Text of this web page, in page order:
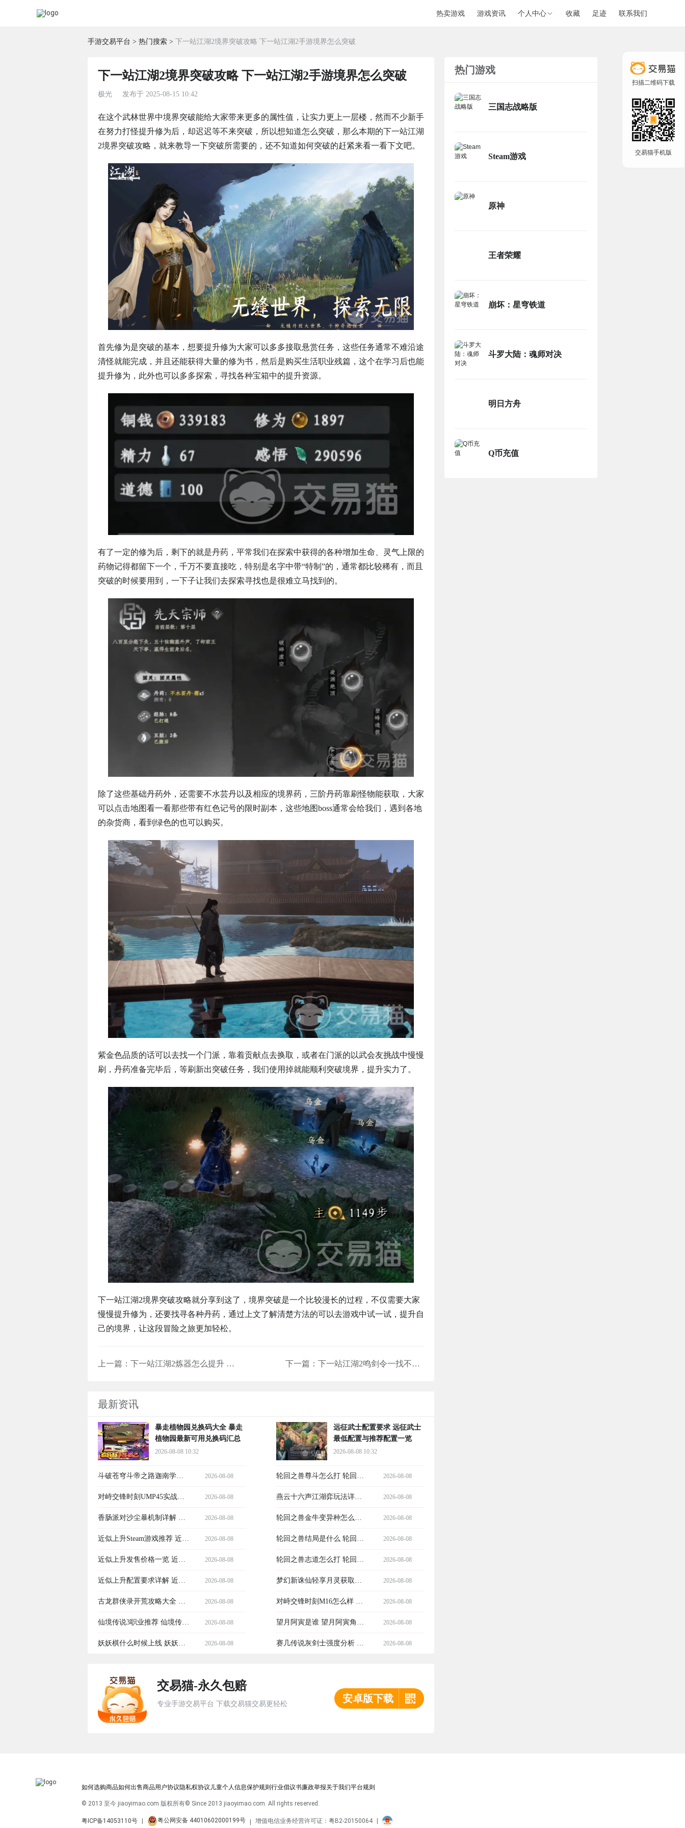
热卖游戏 游戏资讯 个人中心 收藏 足迹 联系我们
手游交易平台 热门搜索 下一站江湖2境界突破攻略 下一站江湖2手游境界怎么突破
下一站江湖2境界突破攻略 下一站江湖2手游境界怎么突破
极光 发布于 2025-08-15 10:42
在这个武林世界中境界突破能给大家带来更多的属性值，让实力更上一层楼，然而不少新手
在努力打怪提升修为后，却迟迟等不来突破，所以想知道怎么突破，那么本期的下一站江湖
2境界突破攻略，就来教导一下突破所需要的，还不知道如何突破的赶紧来看一看下文吧。
首先修为是突破的基本，想要提升修为大家可以多多接取悬赏任务，这些任务通常不难沿途
清怪就能完成，并且还能获得大量的修为书，然后是购买生活职业残篇，这个在学习后也能
提升修为，此外也可以多多探索，寻找各种宝箱中的提升资源。
有了一定的修为后，剩下的就是丹药，平常我们在探索中获得的各种增加生命、灵气上限的
药物记得都留下一个，千万不要直接吃，特别是名字中带“特制”的，通常都比较稀有，而且
突破的时候要用到，一下子让我们去探索寻找也是很难立马找到的。
除了这些基础丹药外，还需要不水芸丹以及相应的境界药，三阶丹药靠刷怪物能获取，大家
可以点击地图看一看那些带有红色记号的限时副本，这些地图boss通常会给我们，遇到各地
的杂货商，看到绿色的也可以购买。
紫金色品质的话可以去找一个门派，靠着贡献点去换取，或者在门派的以武会友挑战中慢慢
刷，丹药准备完毕后，等刷新出突破任务，我们使用掉就能顺利突破境界，提升实力了。
下一站江湖2境界突破攻略就分享到这了，境界突破是一个比较漫长的过程，不仅需要大家
慢慢提升修为，还要找寻各种丹药，通过上文了解清楚方法的可以去游戏中试一试，提升自
己的境界，让这段冒险之旅更加轻松。
上一篇： 下一站江湖2炼器怎么提升 下一站江湖2手游炼器攻略 下一篇： 下一站江湖2鸣剑令一找不到怎么办 下一站江湖2手游鸣剑令一位置一览
最新资讯
暴走植物园兑换码大全 暴走
植物园最新可用兑换码汇总
2026-08-08 10:32
斗破苍穹斗帝之路迦南学院
详解 斗破苍穹斗帝之路迦南
学院玩法、角色与任务全指
南
2026-08-08
对峙交锋时刻UMP45实战指
南 对峙交锋时刻UMP45搭配
技巧与高胜率使用策略
2026-08-08
香肠派对沙尘暴机制详解 香
肠派对沙尘暴缩圈规则与应
对策略
2026-08-08
近似上升Steam游戏推荐 近似
上升Steam热门替代游戏介绍
2026-08-08
近似上升发售价格一览 近似
上升各版本售价对比分析
2026-08-08
近似上升配置要求详解 近似
上升最低配置与推荐配置一
览
2026-08-08
古龙群侠录开荒攻略大全 古
龙群侠录新手入门与高效开
荒指南
2026-08-08
仙境传说3职业推荐 仙境传说
3最强职业搭配与进阶攻略
2026-08-08
妖妖棋什么时候上线 妖妖棋 2026-08-08
远征武士配置要求 远征武士
最低配置与推荐配置一览
2026-08-08 10:32
轮回之兽尊斗怎么打 轮回之
兽最终BOSS尊斗全流程通关
攻略
2026-08-08
燕云十六声江湖弈玩法详解
燕云十六声江湖弈入门与进
阶指南
2026-08-08
轮回之兽金牛变异种怎么打
轮回之兽金牛变异种高效率
通关与机制应对攻略
2026-08-08
轮回之兽结局是什么 轮回之
兽完整结局剧情解析
2026-08-08
轮回之兽志道怎么打 轮回之
兽志道全流程打法攻略
2026-08-08
梦幻新诛仙轻享月灵获取攻
略 梦幻新诛仙月灵怎么获得
详细步骤
2026-08-08
对峙交锋时刻M16怎么样 对
峙交锋时刻M16性能解析与实
战表现
2026-08-08
望月阿寅是谁 望月阿寅角色
背景与人物设定详解
2026-08-08
赛几传说灰剑士强度分析 赛 2026-08-08
交易猫-永久包赔
专业手游交易平台 下载交易猫交易更轻松 安卓版下载
热门游戏
三国志战略版
Steam游戏
原神
王者荣耀
崩坏：星穹铁道
斗罗大陆：魂师对决
明日方舟
Q币充值
如何选购商品如何出售商品用户协议隐私权协议 儿童个人信息保护规则 行业倡议书廉政举报关于我们平台规则
© 2013 至今 jiaoyimao.com 版权所有© Since 2013 jiaoyimao.com. All rights reserved.
粤ICP备14053110号 粤公网安备 44010602000199号 增值电信业务经营许可证：粤B2-20150064
扫描二维码下载
交易猫手机版